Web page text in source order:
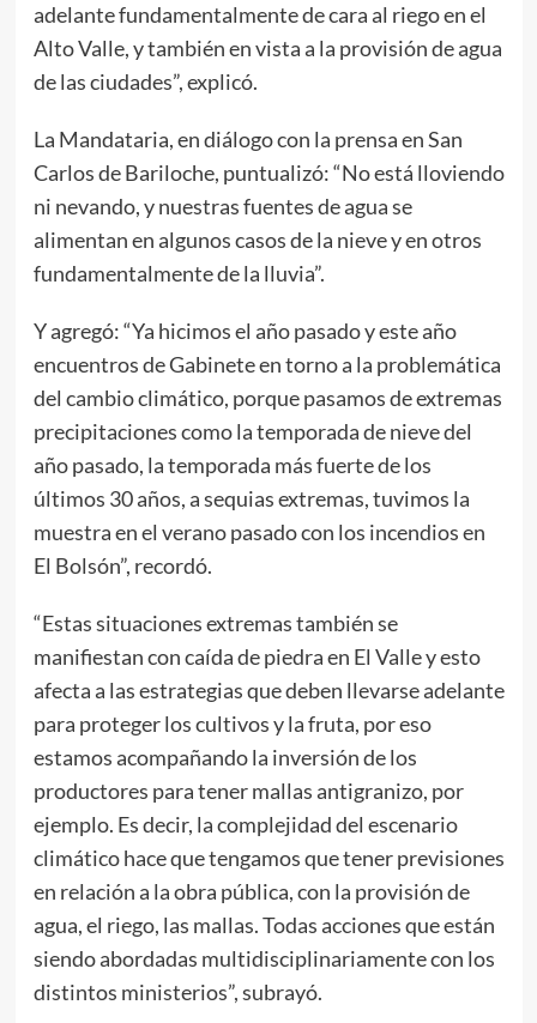
adelante fundamentalmente de cara al riego en el
Alto Valle, y también en vista a la provisión de agua
de las ciudades”, explicó.
La Mandataria, en diálogo con la prensa en San
Carlos de Bariloche, puntualizó: “No está lloviendo
ni nevando, y nuestras fuentes de agua se
alimentan en algunos casos de la nieve y en otros
fundamentalmente de la lluvia”.
Y agregó: “Ya hicimos el año pasado y este año
encuentros de Gabinete en torno a la problemática
del cambio climático, porque pasamos de extremas
precipitaciones como la temporada de nieve del
año pasado, la temporada más fuerte de los
últimos 30 años, a sequias extremas, tuvimos la
muestra en el verano pasado con los incendios en
El Bolsón”, recordó.
“Estas situaciones extremas también se
manifiestan con caída de piedra en El Valle y esto
afecta a las estrategias que deben llevarse adelante
para proteger los cultivos y la fruta, por eso
estamos acompañando la inversión de los
productores para tener mallas antigranizo, por
ejemplo. Es decir, la complejidad del escenario
climático hace que tengamos que tener previsiones
en relación a la obra pública, con la provisión de
agua, el riego, las mallas. Todas acciones que están
siendo abordadas multidisciplinariamente con los
distintos ministerios”, subrayó.